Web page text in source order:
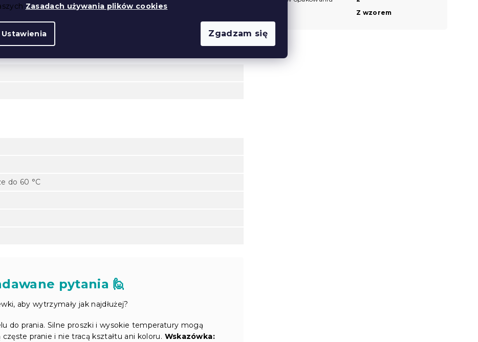
Zasadach używania plików cookies.
Ustawienia Zgadzam się
do 60 °C
pytania 🙋
aby wytrzymały jak najdłużej?
do prania. Silne proszki i wysokie temperatury mogą
pranie i nie tracą kształtu ani koloru. Wskazówka:
Z wzorem